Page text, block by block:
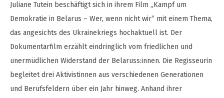
Juliane Tutein beschäftigt sich in ihrem Film „Kampf um
Demokratie in Belarus – Wer, wenn nicht wir“ mit einem Thema,
das angesichts des Ukrainekriegs hochaktuell ist. Der
Dokumentarfilm erzählt eindringlich vom friedlichen und
unermüdlichen Widerstand der Belaruss:innen. Die Regisseurin
begleitet drei Aktivistinnen aus verschiedenen Generationen
und Berufsfeldern über ein Jahr hinweg. Anhand ihrer